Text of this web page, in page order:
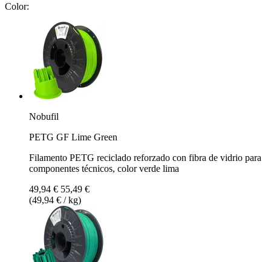
Color:
Nobufil
PETG GF Lime Green
Filamento PETG reciclado reforzado con fibra de vidrio para
componentes técnicos, color verde lima
49,94 € 55,49 €
(49,94 € / kg)